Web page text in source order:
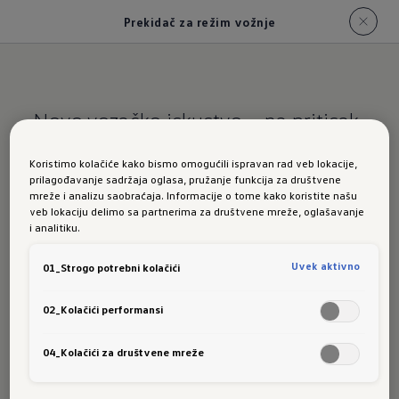
Prekidač za režim vožnje
Novo vozačko iskustvo – na pritisak
Prekidač za
režime vožnje
Pomoću prekidača za vozačko iskustvo možete
lako menjati režime vožnje svog T-Roc-a – od
Koristimo kolačiće kako bismo omogućili ispravan rad veb lokacije,
prilagođavanje sadržaja oglasa, pružanje funkcija za društvene
mreže i analizu saobraćaja. Informacije o tome kako koristite našu
veb lokaciju delimo sa partnerima za društvene mreže, oglašavanje
i analitiku.
01_Strogo potrebni kolačići Uvek aktivno
02_Kolačići performansi
04_Kolačići za društvene mreže